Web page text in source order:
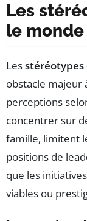
Les
le
Lesstéréotypes
obstacle majeur
perceptions
concentrer sur
famille, limitent
positions de
que les
viables ou